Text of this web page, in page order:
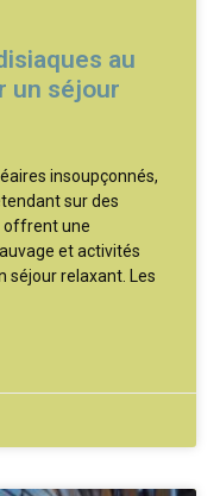
au
un séjour
insoupçonnés,
sur des
offrent une
et activités
séjour relaxant. Les